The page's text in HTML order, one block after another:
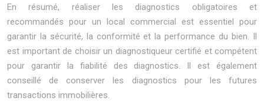
En résumé, réaliser les diagnostics obligatoires et
recommandés pour un local commercial est essentiel pour
garantir la sécurité, la conformité et la performance du bien. Il
est important de choisir un diagnostiqueur certifié et compétent
pour garantir la fiabilité des diagnostics. Il est également
conseillé de conserver les diagnostics pour les futures
transactions immobilières.